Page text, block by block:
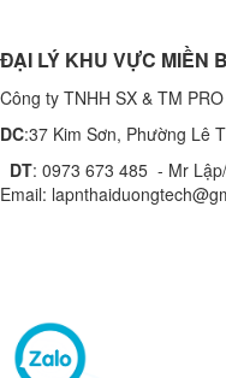
ĐẠI LÝ KHU VỰC MIỀN
Công ty TNHH SX & TM
DC:37 Kim Sơn, Phường Lê
DT: 0973 673 485 - Mr
Email: